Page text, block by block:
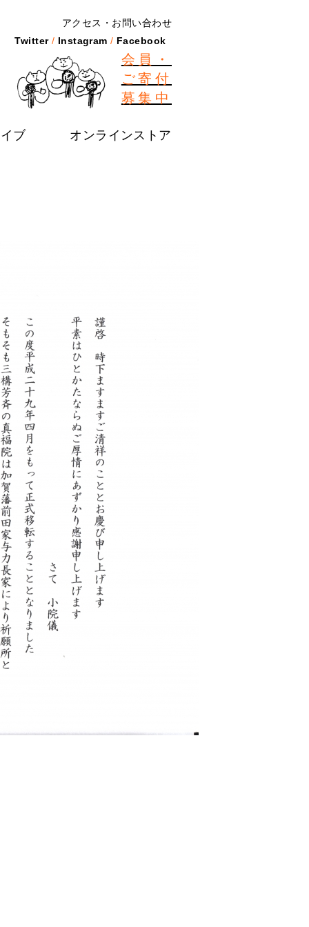
アクセス
お問い合わせ
Twitter
Instagram Facebook
会員・
ご寄付
募集中
ブ オンラインストア